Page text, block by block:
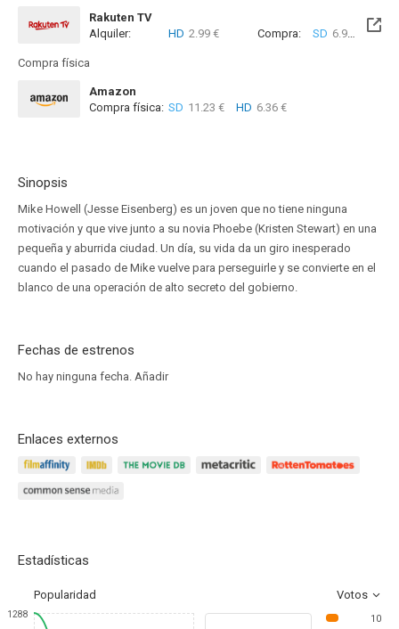
Rakuten TV
Alquiler:
HD 2.99 € Compra: SD 6.99 € HD
Compra física
Amazon
Compra física: SD 11.23 € HD 6.36 €
Sinopsis
Mike Howell (Jesse Eisenberg) es un joven que no tiene ninguna
motivación y que vive junto a su novia Phoebe (Kristen Stewart) en una
pequeña y aburrida ciudad. Un día, su vida da un giro inesperado
cuando el pasado de Mike vuelve para perseguirle y se convierte en el
blanco de una operación de alto secreto del gobierno.
Fechas de estrenos
No hay ninguna fecha. Añadir
Enlaces externos
Estadísticas
Popularidad Votos
1288
10